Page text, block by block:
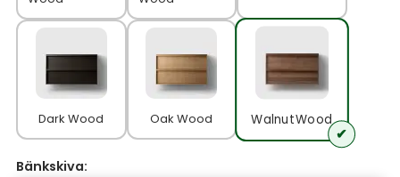
Dark Wood Oak Wood Walnut Wood
Bänkskiva: